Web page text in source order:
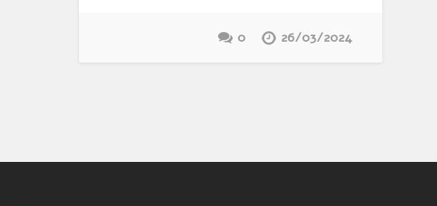
26/03/2024
0